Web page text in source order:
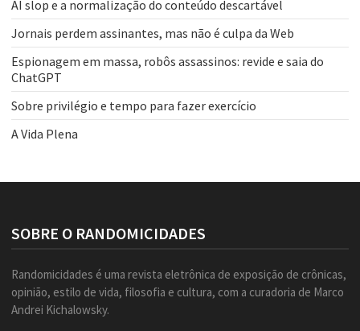
AI slop e a normalização do conteúdo descartável
Jornais perdem assinantes, mas não é culpa da Web
Espionagem em massa, robôs assassinos: revide e saia do
ChatGPT
Sobre privilégio e tempo para fazer exercício
A Vida Plena
SOBRE O RANDOMICIDADES
Randomicidades é uma revista eletrônica de exposição de crônicas,
opinião, estilo de vida, filosofia e cultura, com a curadoria de Marco
Andrei Kichalowsky.